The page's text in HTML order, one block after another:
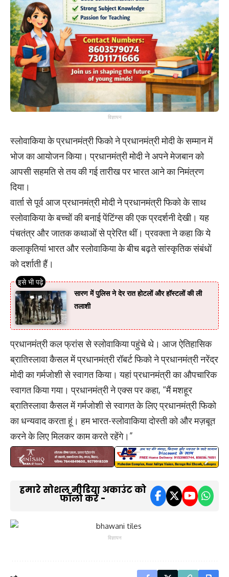
विज्ञापन
स्लोवाकिया के प्रधानमंत्री फिको ने प्रधानमंत्री मोदी के सम्मान में
भोज का आयोजन किया। प्रधानमंत्री मोदी ने अपने मेजबान को
आपसी सहमति से तय की गई तारीख पर भारत आने का निमंत्रण
दिया।
वार्ता से पूर्व आज प्रधानमंत्री मोदी ने प्रधानमंत्री फिको के साथ
स्लोवाकिया के बच्चों की बनाई पेंटिंग्स की एक प्रदर्शनी देखी। यह
पंचतंत्र और जातक कथाओं से प्रेरित थीं। प्रवक्ता ने कहा कि ये
कलाकृतियां भारत और स्लोवाकिया के बीच बढ़ते सांस्कृतिक संबंधों
को दर्शाती हैं।
सारण में पुलिस ने देर रात होटलों और हॉस्टलों की ली
तलाशी
प्रधानमंत्री कल फ्रांस से स्लोवाकिया पहुंचे थे। आज ऐतिहासिक
ब्रातिस्लावा कैसल में प्रधानमंत्री रॉबर्ट फिको ने प्रधानमंत्री नरेंद्र
मोदी का गर्मजोशी से स्वागत किया। यहां प्रधानमंत्री का औपचारिक
स्वागत किया गया। प्रधानमंत्री ने एक्स पर कहा, “मैं मशहूर
ब्रातिस्लावा कैसल में गर्मजोशी से स्वागत के लिए प्रधानमंत्री फिको
का धन्यवाद करता हूं। हम भारत-स्लोवाकिया दोस्ती को और मज़बूत
करने के लिए मिलकर काम करते रहेंगे।”
हमारे सोशल मीडिया अकाउंट को
फॉलो करें -
विज्ञापन